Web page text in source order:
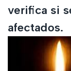
verifica si
afectados.